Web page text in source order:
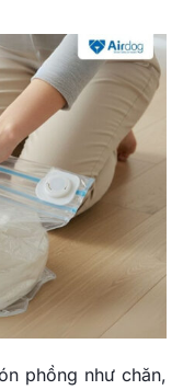
phồng như chăn,